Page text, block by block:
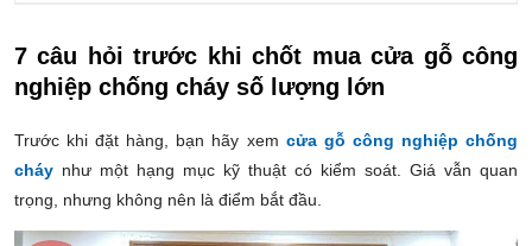
7 câu hỏi trước khi chốt mua cửa gỗ công
nghiệp chống cháy số lượng lớn
Trước khi đặt hàng, bạn hãy xem cửa gỗ công nghiệp chống
cháy như một hạng mục kỹ thuật có kiểm soát. Giá vẫn quan
trọng, nhưng không nên là điểm bắt đầu.